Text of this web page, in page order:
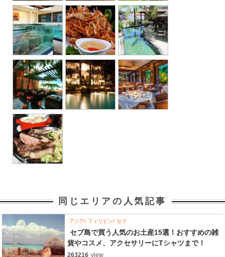
同じエリアの人気記事
アジア フィリピン セブ
セブ島で買う人気のお土産15選！おすすめの雑
貨やコスメ、アクセサリーにTシャツまで！
263216 view